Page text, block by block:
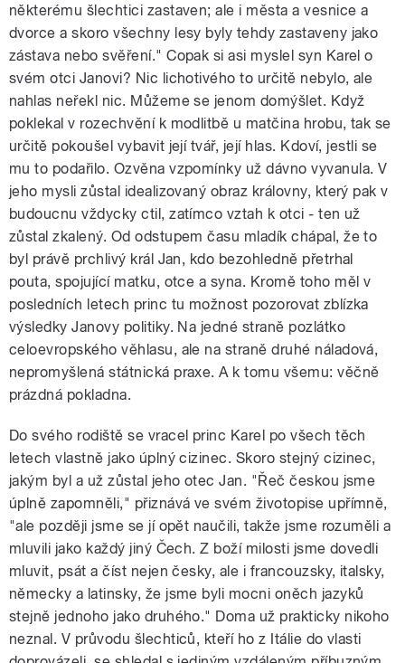
některému šlechtici zastaven; ale i města a vesnice a
dvorce a skoro všechny lesy byly tehdy zastaveny jako
zástava nebo svěření." Copak si asi myslel syn Karel o
svém otci Janovi? Nic lichotivého to určitě nebylo, ale
nahlas neřekl nic. Můžeme se jenom domýšlet. Když
poklekal v rozechvění k modlitbě u matčina hrobu, tak se
určitě pokoušel vybavit její tvář, její hlas. Kdoví, jestli se
mu to podařilo. Ozvěna vzpomínky už dávno vyvanula. V
jeho mysli zůstal idealizovaný obraz královny, který pak v
budoucnu vždycky ctil, zatímco vztah k otci - ten už
zůstal zkalený. Od odstupem času mladík chápal, že to
byl právě prchlivý král Jan, kdo bezohledně přetrhal
pouta, spojující matku, otce a syna. Kromě toho měl v
posledních letech princ tu možnost pozorovat zblízka
výsledky Janovy politiky. Na jedné straně pozlátko
celoevropského věhlasu, ale na straně druhé náladová,
nepromyšlená státnická praxe. A k tomu všemu: věčně
prázdná pokladna.
Do svého rodiště se vracel princ Karel po všech těch
letech vlastně jako úplný cizinec. Skoro stejný cizinec,
jakým byl a už zůstal jeho otec Jan. "Řeč českou jsme
úplně zapomněli," přiznává ve svém životopise upřímně,
"ale později jsme se jí opět naučili, takže jsme rozuměli a
mluvili jako každý jiný Čech. Z boží milosti jsme dovedli
mluvit, psát a číst nejen česky, ale i francouzsky, italsky,
německy a latinsky, že jsme byli mocni oněch jazyků
stejně jednoho jako druhého." Doma už prakticky nikoho
neznal. V průvodu šlechticů, kteří ho z Itálie do vlasti